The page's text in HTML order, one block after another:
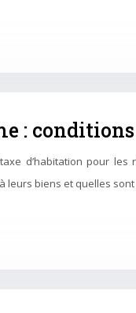
:
d’habitation pour
leurs biens et quelles